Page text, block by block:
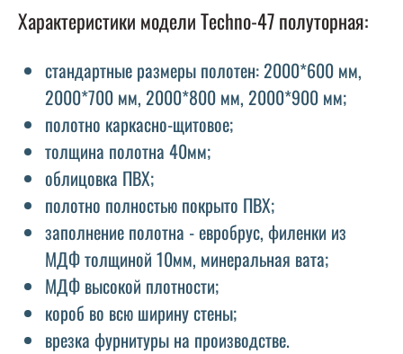
Характеристики модели Techno-47 полуторная:
стандартные размеры полотен: 2000*600 мм,
2000*700 мм, 2000*800 мм, 2000*900 мм;
полотно каркасно-щитовое;
толщина полотна 40мм;
облицовка ПВХ;
полотно полностью покрыто ПВХ;
заполнение полотна - евробрус, филенки из
МДФ толщиной 10мм, минеральная вата;
МДФ высокой плотности;
короб во всю ширину стены;
врезка фурнитуры на производстве.